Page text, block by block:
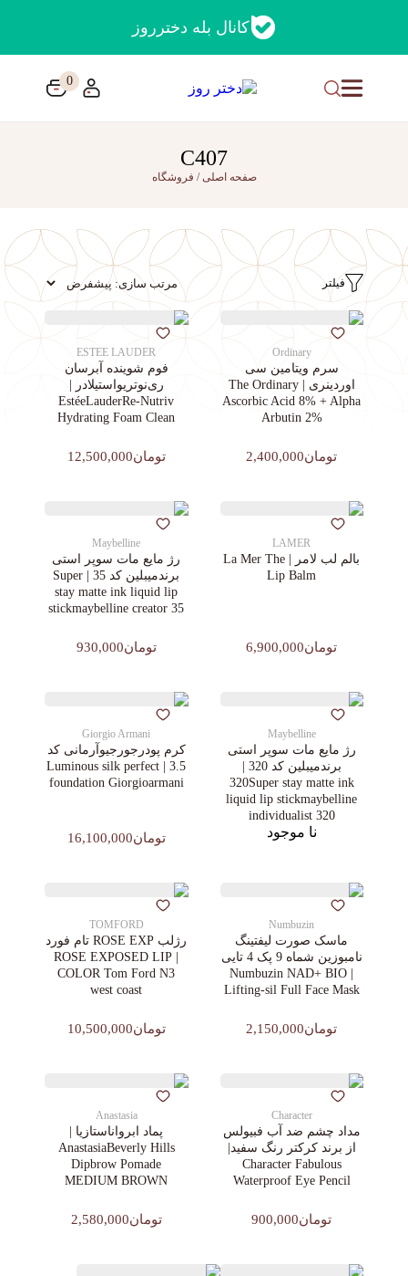
کانال بله دخترروز
0
C407
صفحه اصلی/ فروشگاه
فیلتر
Ordinary
سرم ویتامین سی
اوردینری | The Ordinary
Ascorbic Acid 8% + Alpha
Arbutin 2%
تومان2,400,000
ESTEE LAUDER
فوم شوینده آبرسان
ری‌نوتریواستیلادر |
EstéeLauderRe-Nutriv
Hydrating Foam Clean
تومان12,500,000
LAMER
بالم لب لامر | La Mer The
Lip Balm
تومان6,900,000
Maybelline
رژ مایع مات سوپر استی‌
برندمیبلین کد 35 | Super
stay matte ink liquid lip
stickmaybelline creator 35
تومان930,000
Maybelline
رژ مایع مات سوپر استی‌
320Super stay matte ink
liquid lip stickmaybelline
individualist 320
نا موجود
Giorgio Armani
کرم پودرجورجیوآرمانی کد
3.5 | Luminous silk perfect
foundation Giorgioarmani
تومان16,100,000
Numbuzin
ماسک صورت لیفتینگ
نامبوزین شماه 9 پک 4 تایی
| Numbuzin NAD+ BIO
Lifting-sil Full Face Mask
تومان2,150,000
TOMFORD
رژلب ROSE EXP تام فورد
| ROSE EXPOSED LIP
COLOR Tom Ford N3
west coast
تومان10,500,000
Character
مداد چشم ضد آب فبیولس
از برند کرکتر رنگ سفید|
Character Fabulous
Waterproof Eye Pencil
تومان900,000
Anastasia
پماد ابرواناستازیا |
AnastasiaBeverly Hills
Dipbrow Pomade
MEDIUM BROWN
تومان2,580,000